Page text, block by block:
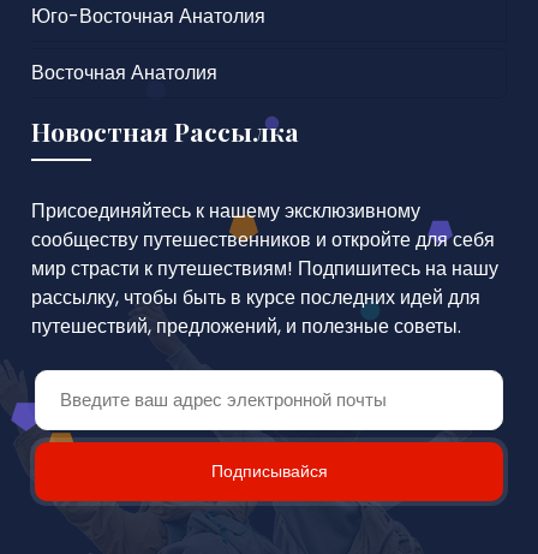
Юго-Восточная Анатолия
Восточная Анатолия
Новостная Рассылка
Присоединяйтесь к нашему эксклюзивному
сообществу путешественников и откройте для себя
мир страсти к путешествиям! Подпишитесь на нашу
рассылку, чтобы быть в курсе последних идей для
путешествий, предложений, и полезные советы.
Подписывайся